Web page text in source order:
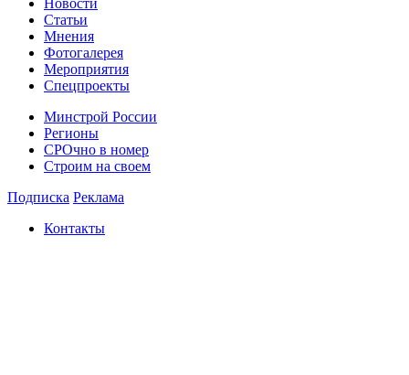
Новости
Статьи
Мнения
Фотогалерея
Мероприятия
Спецпроекты
Минстрой России
Регионы
СРОчно в номер
Строим на своем
Подписка Реклама
Контакты